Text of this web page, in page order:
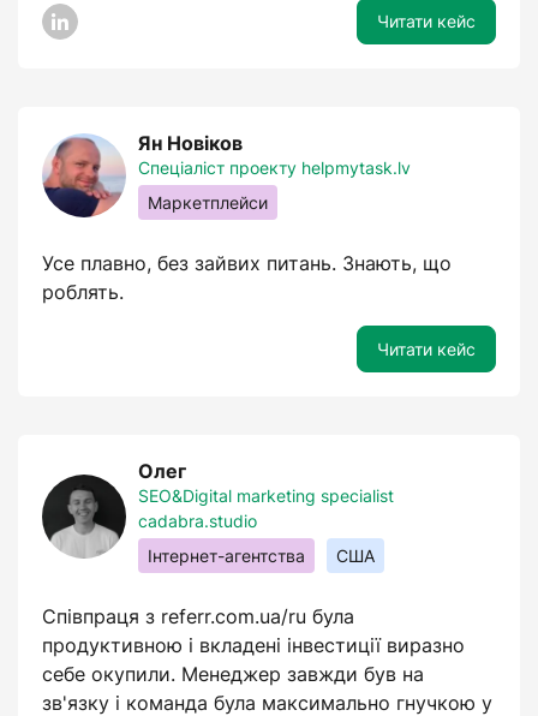
Читати кейс
Ян Новіков
Спеціаліст проекту helpmytask.lv
Маркетплейси
Усе плавно, без зайвих питань. Знають, що
роблять.
Читати кейс
Олег
SEO&Digital marketing specialist
cadabra.studio
Інтернет-агентства
США
Співпраця з referr.com.ua/ru була
продуктивною і вкладені інвестиції виразно
себе окупили. Менеджер завжди був на
зв'язку і команда була максимально гнучкою у